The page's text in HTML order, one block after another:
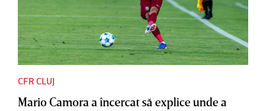
CFR CLUJ
Mario Camora a încercat să explice unde a